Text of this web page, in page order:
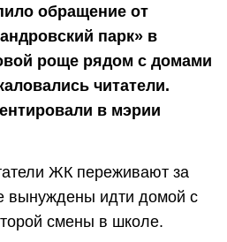
обращение от
парк» в
роще рядом с домами
читатели.
в мэрии
ЖК переживают за
вынуждены идти домой с
смены в школе.